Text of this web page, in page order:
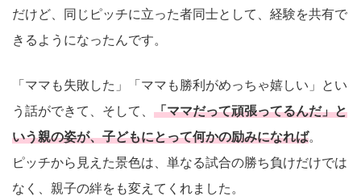
だけど、同じピッチに立った者同士として、経験を共有で
きるようになったんです。
「ママも失敗した」「ママも勝利がめっちゃ嬉しい」とい
う話ができて、そして、 「ママだって頑張ってるんだ」と
いう親の姿が、子どもにとって何かの励みになれば。
ピッチから見えた景色は、単なる試合の勝ち負けだけでは
なく、親子の絆をも変えてくれました。